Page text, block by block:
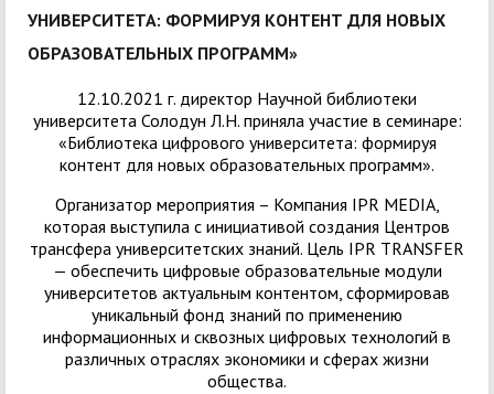
УНИВЕРСИТЕТА: ФОРМИРУЯ КОНТЕНТ ДЛЯ НОВЫХ
ОБРАЗОВАТЕЛЬНЫХ ПРОГРАММ»
12.10.2021 г. директор Научной библиотеки
университета Солодун Л.Н. приняла участие в семинаре:
«Библиотека цифрового университета: формируя
контент для новых образовательных программ».
Организатор мероприятия – Компания IPR MEDIA,
которая выступила с инициативой создания Центров
трансфера университетских знаний. Цель IPR TRANSFER
— обеспечить цифровые образовательные модули
университетов актуальным контентом, сформировав
уникальный фонд знаний по применению
информационных и сквозных цифровых технологий в
различных отраслях экономики и сферах жизни
общества.